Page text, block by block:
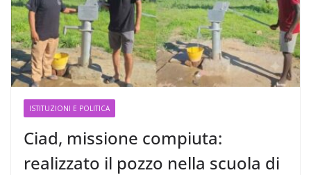
ISTITUZIONI E POLITICA
Ciad, missione compiuta:
realizzato il pozzo nella scuola di